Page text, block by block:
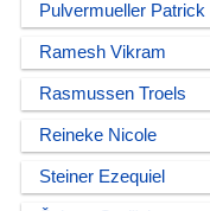
Pulvermueller Patrick
Ramesh Vikram
Rasmussen Troels
Reineke Nicole
Steiner Ezequiel